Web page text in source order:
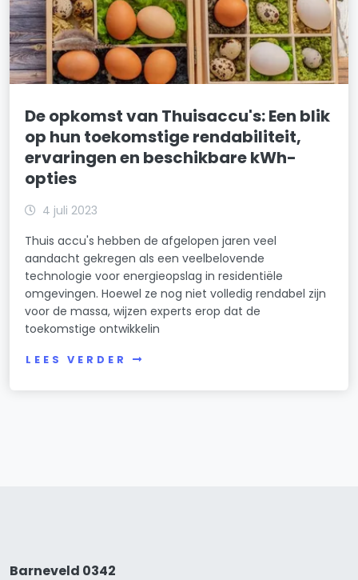
De opkomst van Thuisaccu's: Een blik
op hun toekomstige rendabiliteit,
ervaringen en beschikbare kWh-
opties
4 juli 2023
Thuis accu's hebben de afgelopen jaren veel
aandacht gekregen als een veelbelovende
technologie voor energieopslag in residentiële
omgevingen. Hoewel ze nog niet volledig rendabel zijn
voor de massa, wijzen experts erop dat de
toekomstige ontwikkelin
LEES VERDER
Barneveld 0342